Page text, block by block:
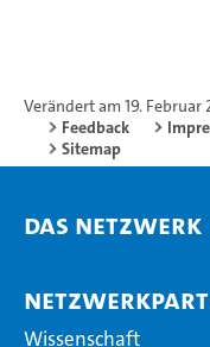
Verändert am 19. Februar
Feedback
Sitemap
Das Netzwerk
Wissenschaft